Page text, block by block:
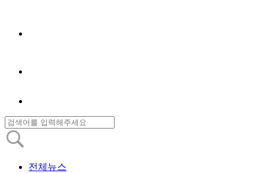
전체뉴스